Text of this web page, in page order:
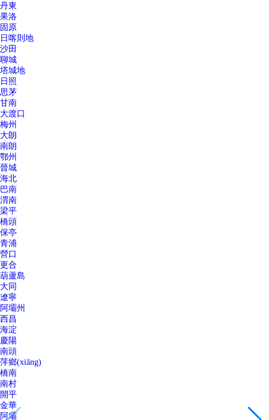
丹東
果洛
固原
日喀則地
沙田
聊城
塔城地
日照
思茅
甘南
大渡口
梅州
大朗
南朗
鄂州
晉城
海北
巴南
渭南
梁平
橋頭
保亭
青浦
營口
更合
葫蘆島
大同
遼寧
阿壩州
西昌
海淀
慶陽
南頭
萍鄉(xiāng)
橋南
南村
開平
金華
阿壩